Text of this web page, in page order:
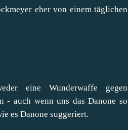
eher von einem täglichen
eine Wunderwaffe gegen
- auch wenn uns das Danone so
es Danone suggeriert.